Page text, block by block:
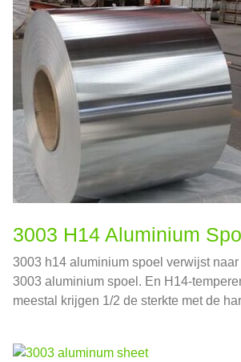
3003 H14 Aluminium
3003 h14 aluminium spoel verwijst naar
3003 aluminium spoel. En H14-
meestal krijgen 1/2 de sterkte met de